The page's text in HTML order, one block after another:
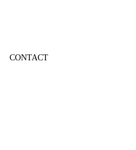
CONTACT